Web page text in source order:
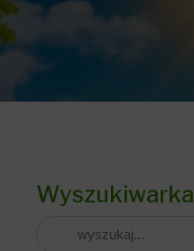
Wyszukiwarka